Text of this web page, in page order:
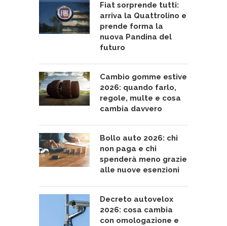
Fiat sorprende tutti:
arriva la Quattrolino e
prende forma la
nuova Pandina del
futuro
Cambio gomme estive
2026: quando farlo,
regole, multe e cosa
cambia davvero
Bollo auto 2026: chi
non paga e chi
spenderà meno grazie
alle nuove esenzioni
Decreto autovelox
2026: cosa cambia
con omologazione e